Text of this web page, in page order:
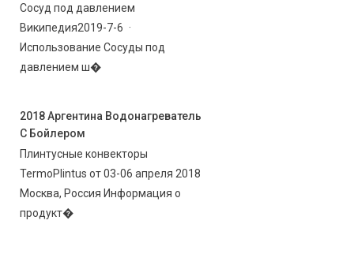
Сосуд под давлением
Википедия2019-7-6 ·
Использование Сосуды под
давлением ш�
2018 Аргентина Водонагреватель
С Бойлером
Плинтусные конвекторы
TermoPlintus от 03-06 апреля 2018
Москва, Россия Информация о
продукт�